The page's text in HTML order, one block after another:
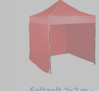
Konstruktion
Der Faltpavillon als
Konstruktion betrifft,
und das Aufstellen
sehr hochwertigen